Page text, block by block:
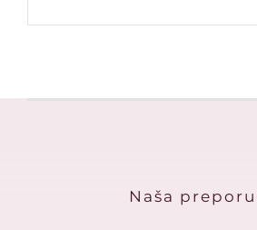
Naša